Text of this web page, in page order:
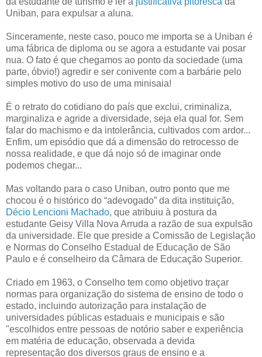
Uniban, para expulsar a aluna.
Sinceramente, neste caso, pouco me importa se a Uniban é
uma fábrica de diploma ou se agora a estudante vai posar
nua. O fato é que chegamos ao ponto da sociedade (uma
parte, óbvio!) agredir e ser conivente com a barbárie pelo
simples motivo do uso de uma minisaia!
É o retrato do cotidiano do país que exclui, criminaliza,
marginaliza e agride a diversidade, seja ela qual for. Sem
falar do machismo e da intolerância, cultivados com ardor...
Enfim, um episódio que dá a dimensão do retrocesso de
nossa realidade, e que dá nojo só de imaginar onde
podemos chegar...
Mas voltando para o caso Uniban, outro ponto que me
chocou é o histórico do “adevogado” da dita instituição,
Décio Lencioni Machado, que atribuiu à postura da
estudante Geisy Villa Nova Arruda a razão de sua expulsão
da universidade. Ele que preside a Comissão de Legislação
e Normas do Conselho Estadual de Educação de São
Paulo e é conselheiro da Câmara de Educação Superior.
Criado em 1963, o Conselho tem como objetivo traçar
normas para organização do sistema de ensino de todo o
estado, incluindo autorização para instalação de
universidades públicas estaduais e municipais e são
"escolhidos entre pessoas de notório saber e experiência
em matéria de educação, observada a devida
representação dos diversos graus de ensino e a